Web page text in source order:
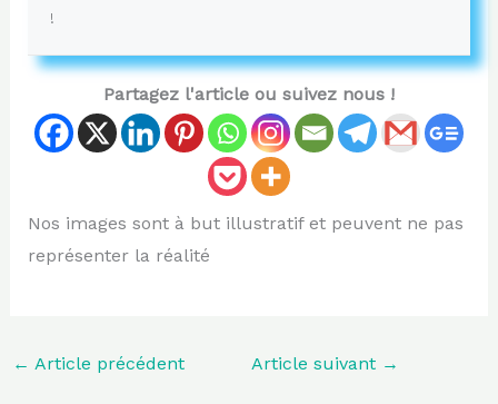
!
Partagez l'article ou suivez nous !
Nos images sont à but illustratif et peuvent ne pas
représenter la réalité
← Article précédent Article suivant →